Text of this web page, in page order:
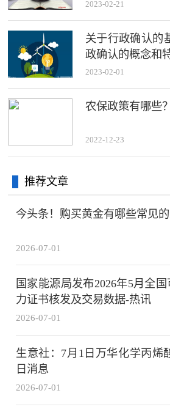
2023-02-21
关于行政确认的
政确认的概念和
2023-02-01
农保政策有哪些
2022-12-23
推荐文章
今头条！购买黄金有哪些常见的
2026-07-01
国家能源局发布2026年5月全
力证书核发及交易数据-热讯
2026-07-01
生意社：7月1日万华化学丙烯
日消息
2026-07-01